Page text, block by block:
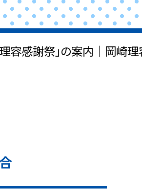
理容感謝祭」の案内｜岡崎